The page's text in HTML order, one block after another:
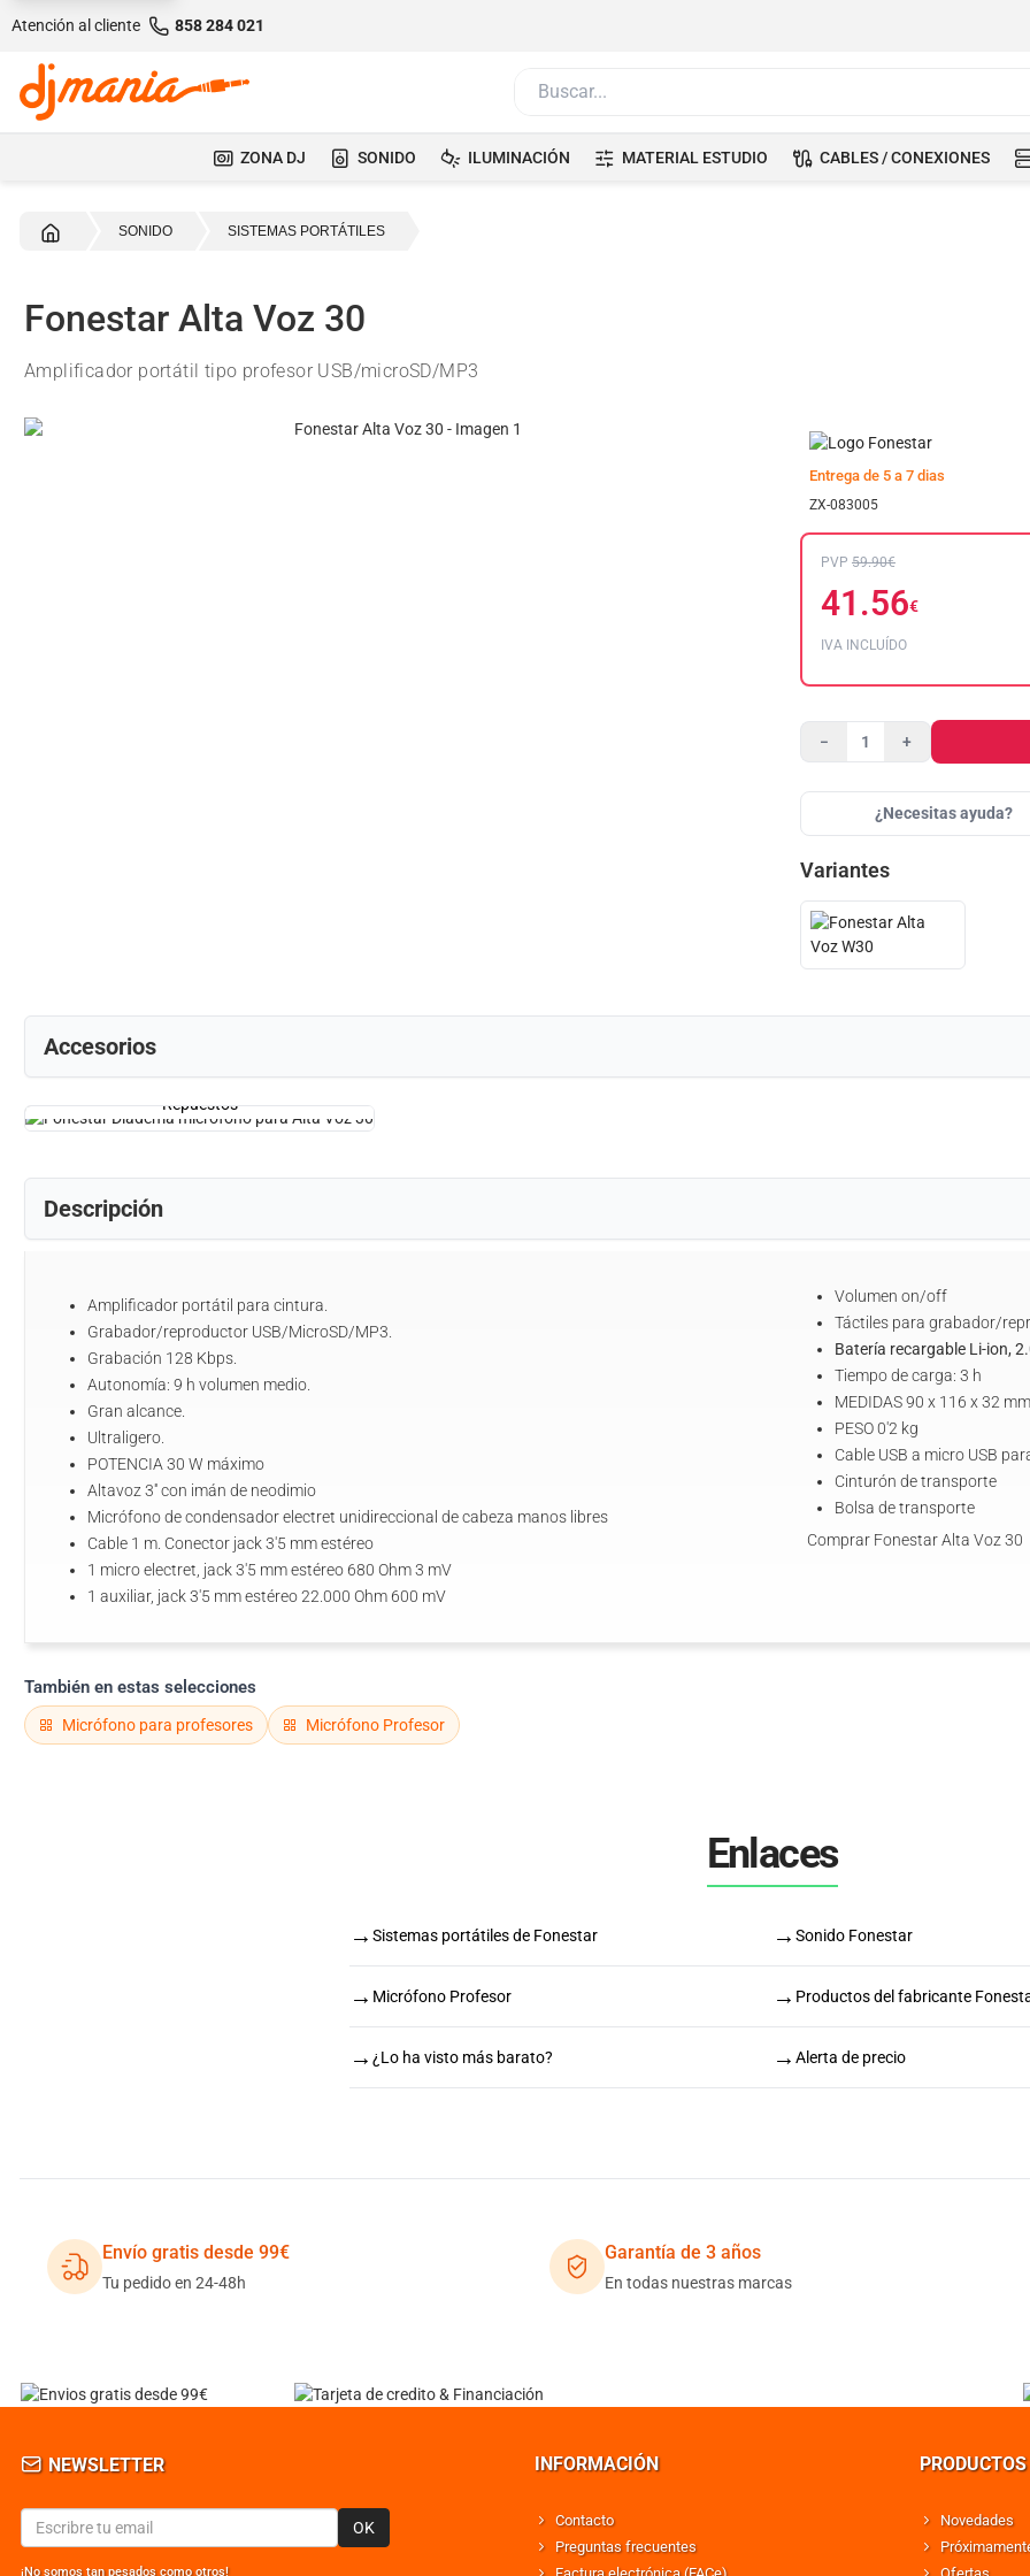
Atención al cliente 858 284 021
ZONA DJ SONIDO ILUMINACIÓN MATERIAL ESTUDIO CABLES / CONEXIONES
SONIDO SISTEMAS PORTÁTILES
Fonestar Alta Voz 30
Amplificador portátil tipo profesor USB/microSD/MP3
Entrega de 5 a 7 dias
ZX-083005
PVP 59.90€
41.56€
IVA INCLUÍDO
− +
¿Necesitas ayuda?
Variantes
Accesorios
Repuestos
Descripción
Amplificador portátil para cintura.
Grabador/reproductor USB/MicroSD/MP3.
Grabación 128 Kbps.
Autonomía: 9 h volumen medio.
Gran alcance.
Ultraligero.
POTENCIA 30 W máximo
Altavoz 3'' con imán de neodimio
Micrófono de condensador electret unidireccional de cabeza manos libres
Cable 1 m. Conector jack 3'5 mm estéreo
1 micro electret, jack 3'5 mm estéreo 680 Ohm 3 mV
1 auxiliar, jack 3'5 mm estéreo 22.000 Ohm 600 mV
Volumen on/off
Táctiles para grabador/
Batería recargable Li-ion,
Tiempo de carga: 3 h
MEDIDAS 90 x 116 x 32
PESO 0'2 kg
Cable USB a micro USB
Cinturón de transporte
Bolsa de transporte
Comprar Fonestar Alta Voz 30
También en estas selecciones
Micrófono para profesores Micrófono Profesor
Enlaces
→ Sistemas portátiles de Fonestar → Sonido Fonestar
→ Micrófono Profesor → Productos del fabricante
→ ¿Lo ha visto más barato? → Alerta de precio
Envío gratis desde 99€
Tu pedido en 24-48h
Garantía de 3 años
En todas nuestras marcas
NEWSLETTER
OK
¡No somos tan pesados como otros!
INFORMACIÓN
Contacto
Preguntas frecuentes
PRODUCTOS
Novedades